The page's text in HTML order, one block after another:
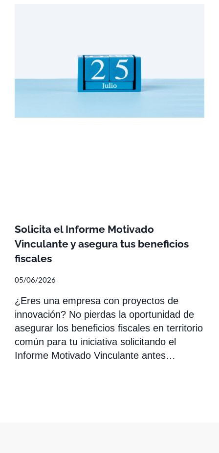
Solicita el Informe Motivado
Vinculante y asegura tus beneficios
fiscales
05/06/2026
¿Eres una empresa con proyectos de
innovación? No pierdas la oportunidad de
asegurar los beneficios fiscales en territorio
común para tu iniciativa solicitando el
Informe Motivado Vinculante antes…